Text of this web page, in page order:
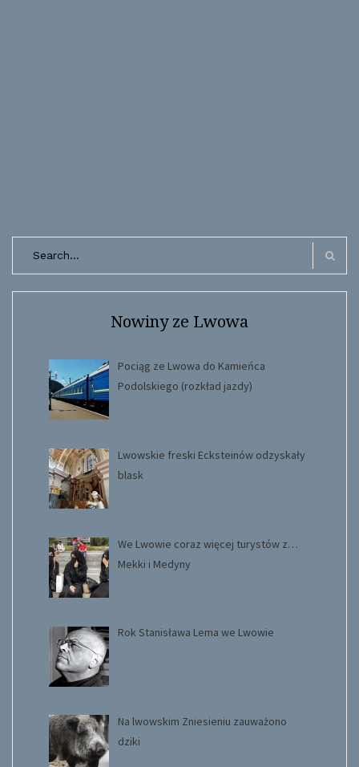
Search
Nowiny ze Lwowa
Pociąg ze Lwowa do Kamieńca
Podolskiego (rozkład jazdy)
Lwowskie freski Ecksteinów odzyskały
blask
We Lwowie coraz więcej turystów z…
Mekki i Medyny
Rok Stanisława Lema we Lwowie
Na lwowskim Zniesieniu zauważono
dziki